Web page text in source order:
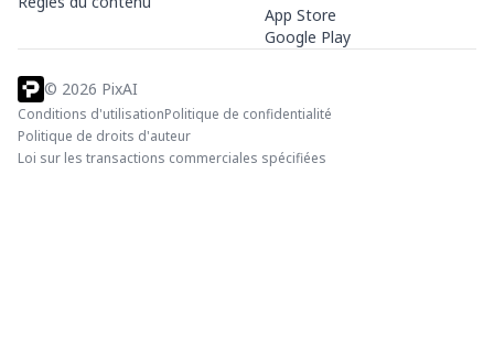
App Store
Google Play
© 2026 PixAI
Conditions d'utilisationPolitique de confidentialité
Politique de droits d'auteur
Loi sur les transactions commerciales spécifiées